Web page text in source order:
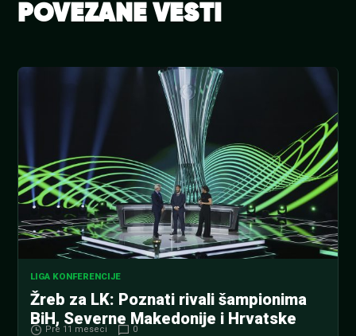
POVEZANE VESTI
LIGA KONFERENCIJE
Žreb za LK: Poznati rivali šampionima
BiH, Severne Makedonije i Hrvatske
Pre 11 meseci 0